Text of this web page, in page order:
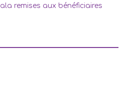
remises aux bénéficiaires